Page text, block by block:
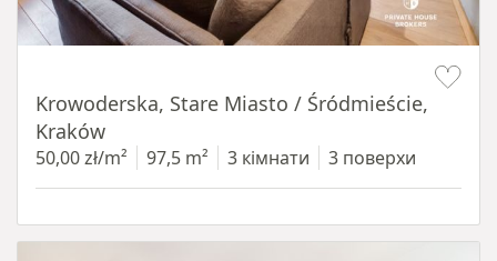
Krowoderska, Stare Miasto / Śródmieście,
Kraków
50,00 zł/m² 97,5 m² 3 кімнати 3 поверхи